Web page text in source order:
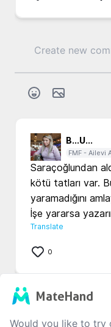
B...U...
FMF - Ailevi
Saraçoğlundan
kötü tatları var.
yaramadığını
İşe yararsa
Translate
0
FMF - Ailevi
MateHand
Would you like to try